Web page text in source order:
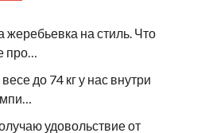
жеребьевка на стиль. Что
до 74 кг у нас внутри
удовольствие от